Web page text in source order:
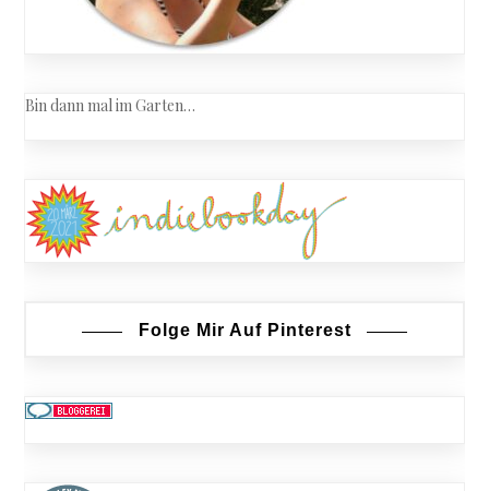
Bin dann mal im Garten…
Folge Mir Auf Pinterest